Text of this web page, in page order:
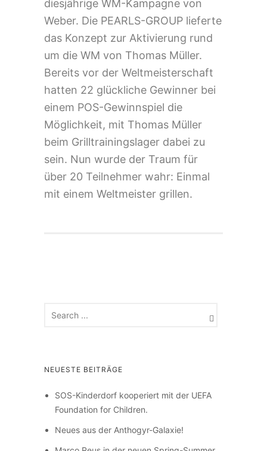
diesjährige WM-Kampagne von
Weber. Die PEARLS-GROUP lieferte
das Konzept zur Aktivierung rund
um die WM von Thomas Müller.
Bereits vor der Weltmeisterschaft
hatten 22 glückliche Gewinner bei
einem POS-Gewinnspiel die
Möglichkeit, mit Thomas Müller
beim Grilltrainingslager dabei zu
sein. Nun wurde der Traum für
über 20 Teilnehmer wahr: Einmal
mit einem Weltmeister grillen.
NEUESTE BEITRÄGE
SOS-Kinderdorf kooperiert mit der UEFA
Foundation for Children.
Neues aus der Anthogyr-Galaxie!